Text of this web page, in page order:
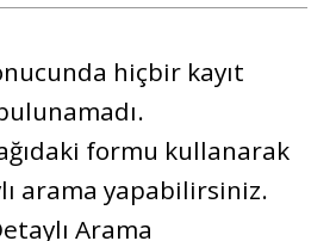
hiçbir kayıt
formu kullanarak
arama yapabilirsiniz.
Arama